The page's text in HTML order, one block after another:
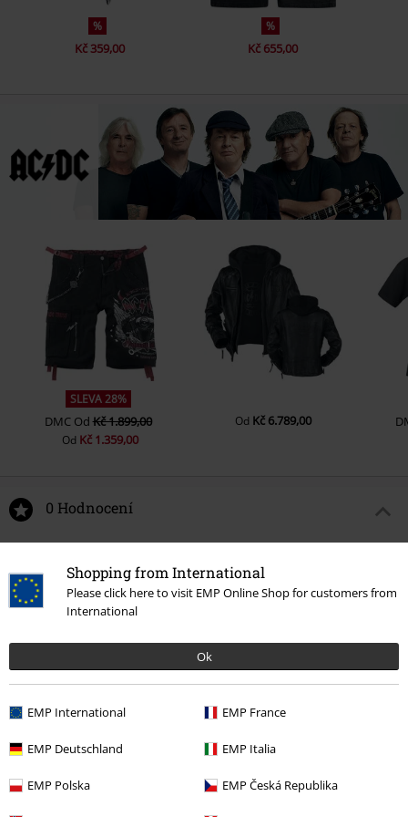
Shopping from International
Please click here to visit EMP Online Shop for customers from
International
Ok
EMP International EMP France
EMP Deutschland EMP Italia
EMP Polska EMP Česká Republika
%
Kč 359,00
%
Kč 655,00
SLEVA 28%
DMC OdKč 1.899,00
Od Kč 1.359,00
Od Kč 6.789,00
0 Hodnocení
Napsat hodnocení